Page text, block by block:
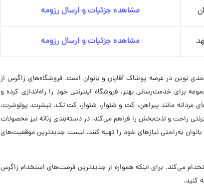
مشاهده جزئیات و ارسال رزومه
مشاهده جزئیات و ارسال رزومه
نوین در عرصه پوشاک آقایان و بانوان است. فروشگاه‌های زاگرس از
برای خدمت‌رسانی بهتر، فروشگاه اینترنتی خود را راه‌اندازی کرده و
مردانه مانند پیراهن، کت و شلوار، شلوار، کت تک، تیشرت، پولوشرت،
راحت و لذت‌بخش را فراهم می‌کند. در دسته‌بندی زنانه نیز محصولات
بانوان به‌راحتی نیازهای خود را تهیه کنند. لیست جدیدترین موقعیت‌های
نیروی جدید استخدام می‌کند. برای اینکه همواره از جدیدترین فرصت‌های استخدام زاگرس
کنید.